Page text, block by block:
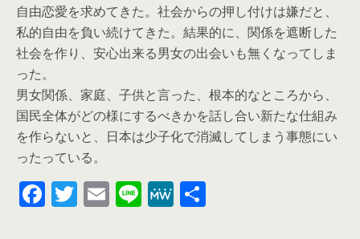
自由恋愛を求めてきた。社会からの押し付けは嫌だと、
私的自由を負い続けてきた。結果的に、関係を遮断した
社会を作り、安心出来る男女の出会いも無くなってしま
った。
男女関係、家庭、子供と言った、根本的なところから、
国民全体がどの様にするべきかを話し合い新たな仕組み
を作らないと、日本は少子化で消滅してしまう事態にい
ったっている。
F
a
T
wi
E
m
Li
n
M
e